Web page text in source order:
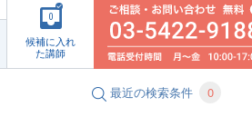
0
候補に入れ
た講師
最近の検索条件 0